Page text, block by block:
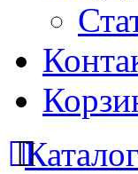
Каталог